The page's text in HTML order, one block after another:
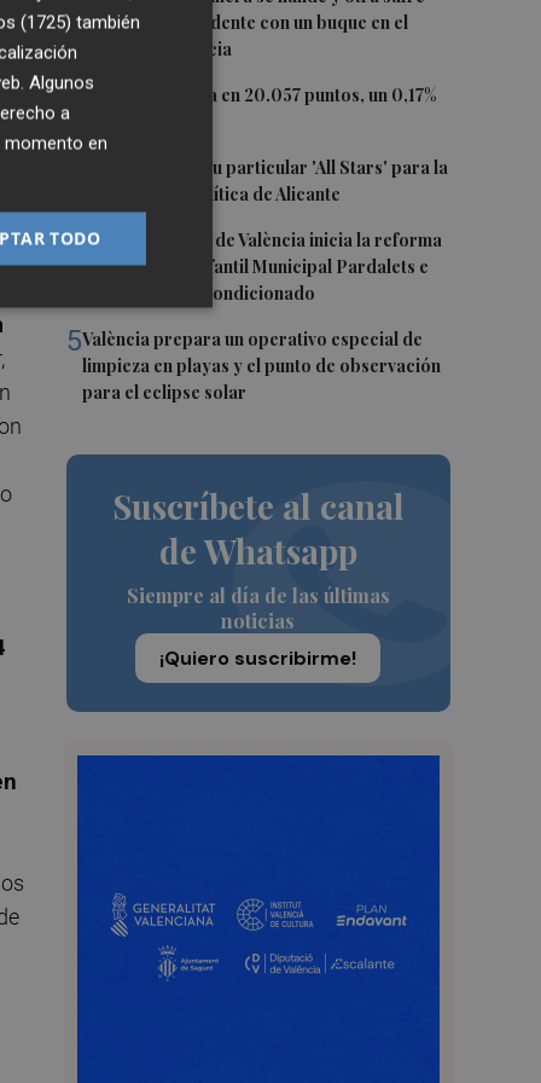
daños en un incidente con un buque en el
puerto de Valencia
2El Ibex 35 cierra en 20.057 puntos, un 0,17%
El PSPV ultima su particular 'All Stars' para la
Conferencia Política de Alicante
4El Ayuntamiento de València inicia la reforma
de la Escuela Infantil Municipal Pardalets e
instalará aire acondicionado
5València prepara un operativo especial de
limpieza en playas y el punto de observación
para el eclipse solar
Suscríbete al canal
de Whatsapp
Siempre al día de las últimas
noticias
¡Quiero suscribirme!
(1725) también
Algunos
a
momento en
TODO